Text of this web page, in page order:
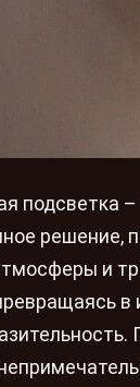
подсветка
решение,
и
в